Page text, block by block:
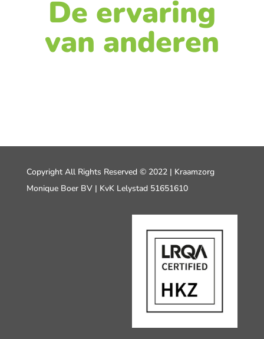
De ervaring
van anderen
Copyright All Rights Reserved © 2022 | Kraamzorg
Monique Boer BV | KvK Lelystad 51651610